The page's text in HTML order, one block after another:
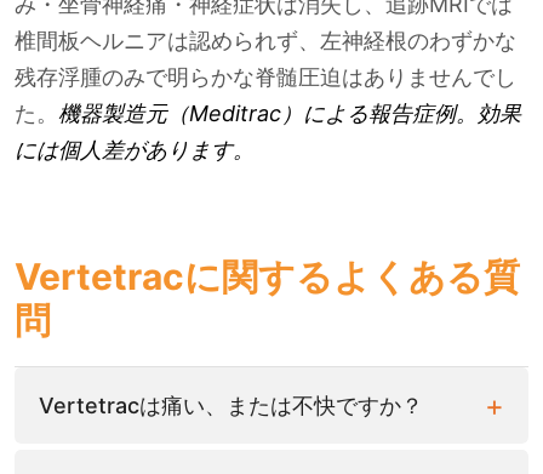
椎間板ヘルニアは認められず、左神経根のわずかな
残存浮腫のみで明らかな脊髄圧迫はありませんでし
た。 機器製造元（Meditrac）による報告症例。効果
には個人差があります。
Vertetracに関するよくある質
問
Vertetracは痛い、または不快ですか？